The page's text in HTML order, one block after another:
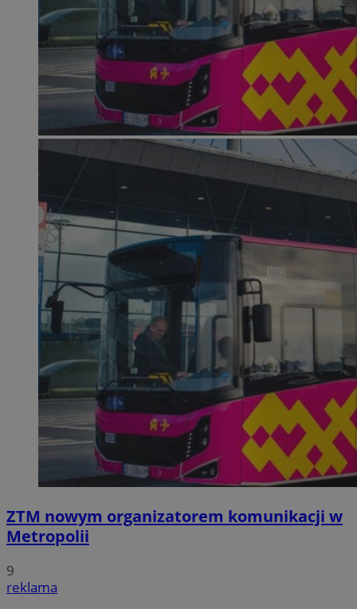
ZTM nowym organizatorem komunikacji w
Metropolii
9
reklama